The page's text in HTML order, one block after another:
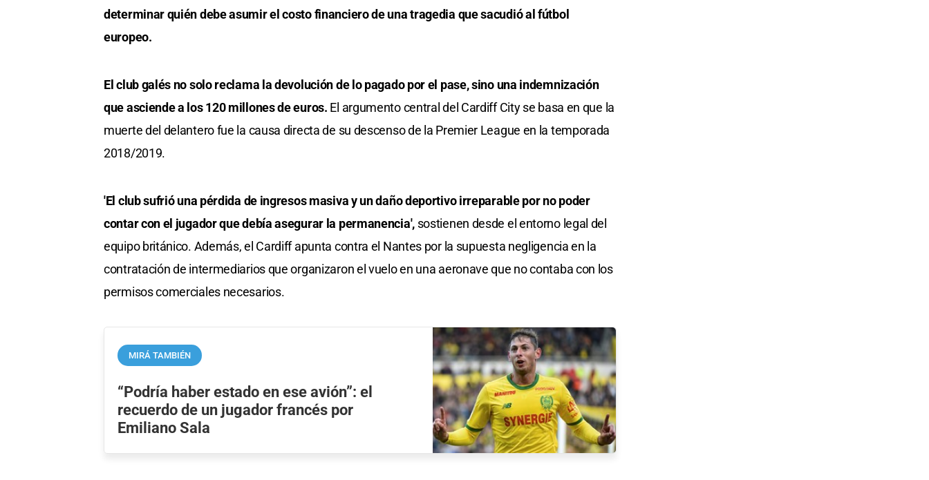
determinar quién debe asumir el costo financiero de una tragedia que sacudió al fútbol
europeo.
El club galés no solo reclama la devolución de lo pagado por el pase, sino una indemnización
que asciende a los 120 millones de euros. El argumento central del Cardiff City se basa en que la
muerte del delantero fue la causa directa de su descenso de la Premier League en la temporada
2018/2019.
'El club sufrió una pérdida de ingresos masiva y un daño deportivo irreparable por no poder
contar con el jugador que debía asegurar la permanencia', sostienen desde el entorno legal del
equipo británico. Además, el Cardiff apunta contra el Nantes por la supuesta negligencia en la
contratación de intermediarios que organizaron el vuelo en una aeronave que no contaba con los
permisos comerciales necesarios.
MIRÁ TAMBIÉN
“Podría haber estado en ese avión”: el
recuerdo de un jugador francés por
Emiliano Sala